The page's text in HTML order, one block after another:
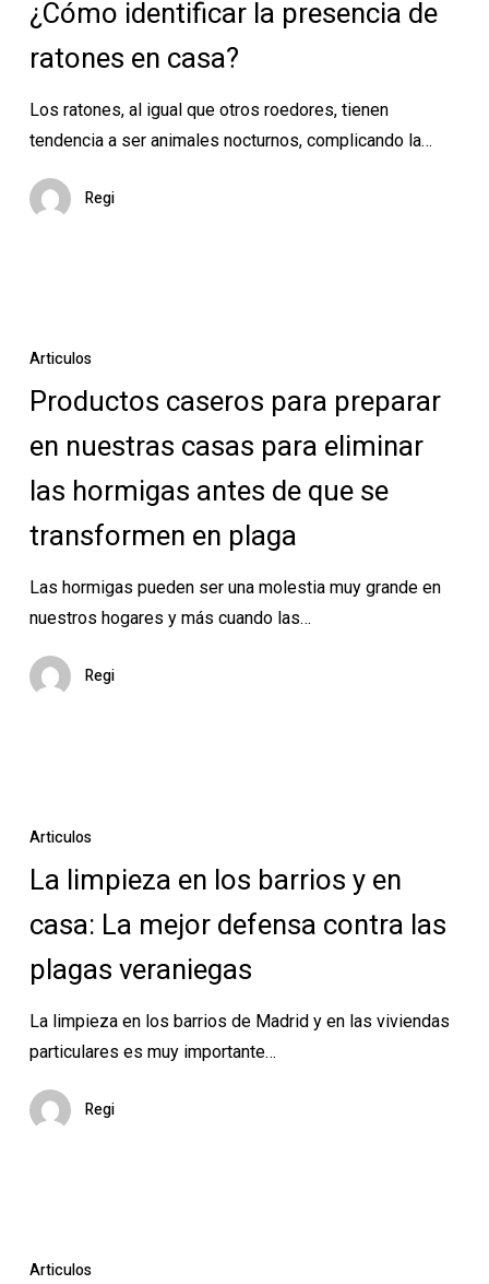
presencia
de
en
casa?
¿Cómo identificar la presencia de
ratones en casa?
Los ratones, al igual que otros roedores, tienen
tendencia a ser animales nocturnos, complicando la…
Regi
caseros
preparar
en
casas
para
las
hormigas antes
de
que
Articulos
Productos caseros para preparar
en nuestras casas para eliminar
las hormigas antes de que se
transformen en plaga
Las hormigas pueden ser una molestia muy grande en
nuestros hogares y más cuando las…
Regi
limpieza
los
barrios
en
casa:
defensa
Articulos
La limpieza en los barrios y en
casa: La mejor defensa contra las
plagas veraniegas
La limpieza en los barrios de Madrid y en las viviendas
particulares es muy importante…
Regi
Madrid:
Articulos